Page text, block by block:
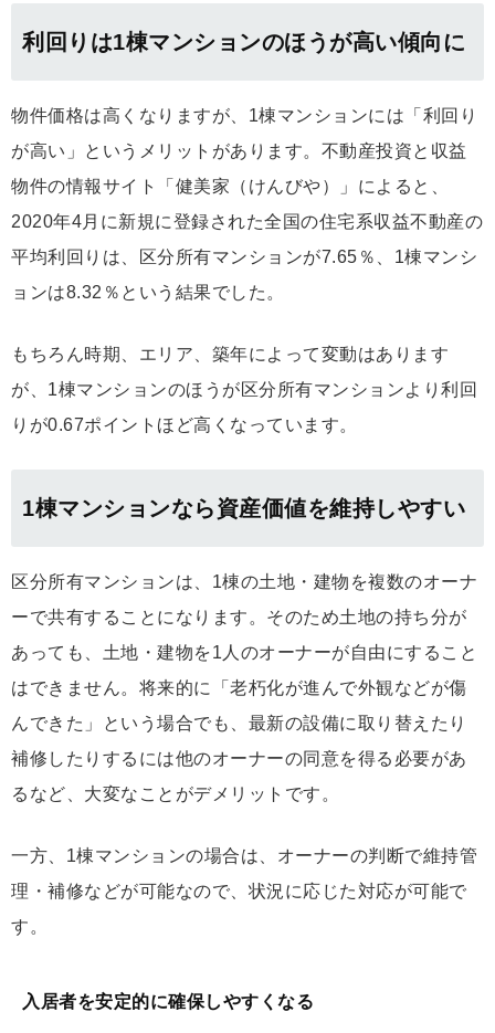
利回りは1棟マンションのほうが高い傾向に
物件価格は高くなりますが、1棟マンションには「利回り
が高い」というメリットがあります。不動産投資と収益
物件の情報サイト「健美家（けんびや）」によると、
2020年4月に新規に登録された全国の住宅系収益不動産の
平均利回りは、区分所有マンションが7.65％、1棟マンシ
ョンは8.32％という結果でした。
もちろん時期、エリア、築年によって変動はあります
が、1棟マンションのほうが区分所有マンションより利回
りが0.67ポイントほど高くなっています。
1棟マンションなら資産価値を維持しやすい
区分所有マンションは、1棟の土地・建物を複数のオーナ
ーで共有することになります。そのため土地の持ち分が
あっても、土地・建物を1人のオーナーが自由にすること
はできません。将来的に「老朽化が進んで外観などが傷
んできた」という場合でも、最新の設備に取り替えたり
補修したりするには他のオーナーの同意を得る必要があ
るなど、大変なことがデメリットです。
一方、1棟マンションの場合は、オーナーの判断で維持管
理・補修などが可能なので、状況に応じた対応が可能で
す。
入居者を安定的に確保しやすくなる